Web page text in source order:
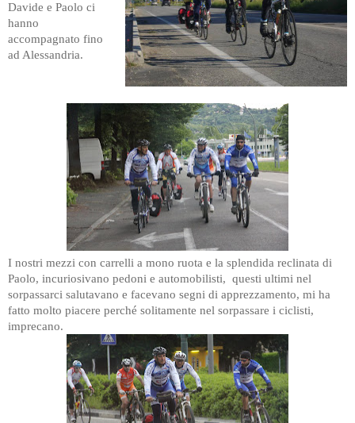
Davide e Paolo ci
hanno
accompagnato fino
ad Alessandria.
I nostri mezzi con carrelli a mono ruota e la splendida reclinata di
Paolo, incuriosivano pedoni e automobilisti, questi ultimi nel
sorpassarci salutavano e facevano segni di apprezzamento, mi ha
fatto molto piacere perché solitamente nel sorpassare i ciclisti,
imprecano.